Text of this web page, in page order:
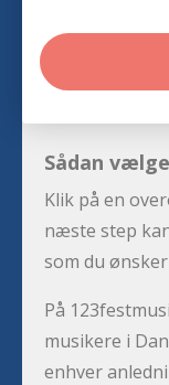
Sådan
Klik på en
næste step
som du
På
musikere i
enhver